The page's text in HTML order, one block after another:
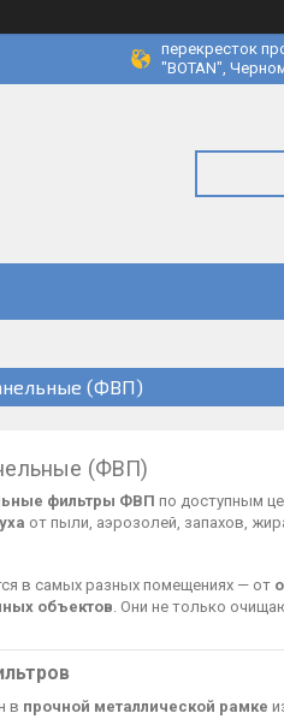
перекресток
"BOTAN",
(ФВП)
(ФВП)
фильтры ФВП по доступным
от пыли, аэрозолей, запахов,
в самых разных помещениях — от
объектов. Они не только
в прочной металлической рамке